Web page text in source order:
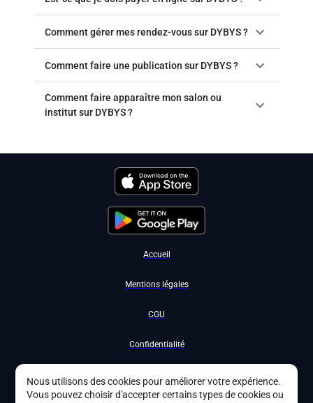
Comment gérer mes rendez-vous sur DYBYS ?
Comment faire une publication sur DYBYS ?
Comment faire apparaître mon salon ou
institut sur DYBYS ?
Accueil
Mentions légales
CGU
Confidentialité
Nous utilisons des cookies pour améliorer votre expérience.
Vous pouvez choisir d'accepter certains types de cookies ou